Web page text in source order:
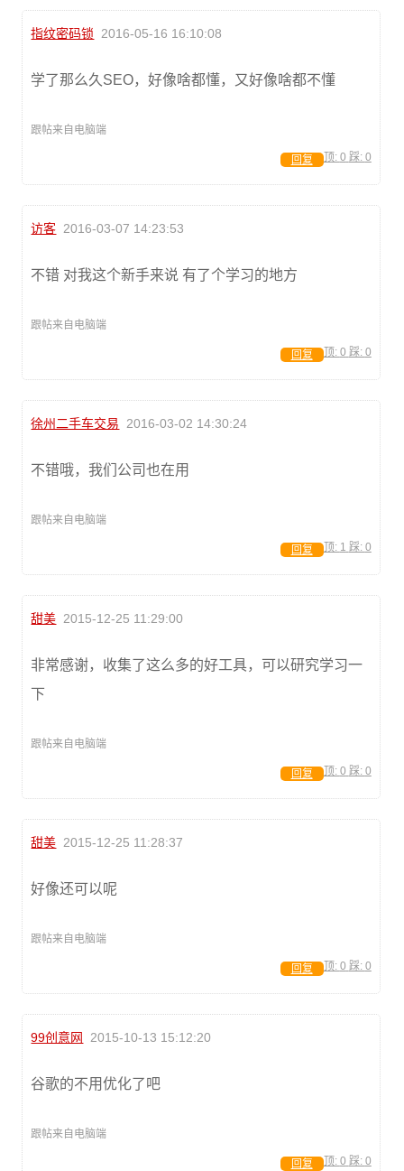
指纹密码锁 2016-05-16 16:10:08
学了那么久SEO，好像啥都懂，又好像啥都不懂
跟帖来自电脑端
顶: 0 踩: 0
回复
访客 2016-03-07 14:23:53
不错 对我这个新手来说 有了个学习的地方
跟帖来自电脑端
顶: 0 踩: 0
回复
徐州二手车交易 2016-03-02 14:30:24
不错哦，我们公司也在用
跟帖来自电脑端
顶: 1 踩: 0
回复
甜美 2015-12-25 11:29:00
非常感谢，收集了这么多的好工具，可以研究学习一
下
跟帖来自电脑端
顶: 0 踩: 0
回复
甜美 2015-12-25 11:28:37
好像还可以呢
跟帖来自电脑端
顶: 0 踩: 0
回复
99创意网 2015-10-13 15:12:20
谷歌的不用优化了吧
跟帖来自电脑端
顶: 0 踩: 0
回复